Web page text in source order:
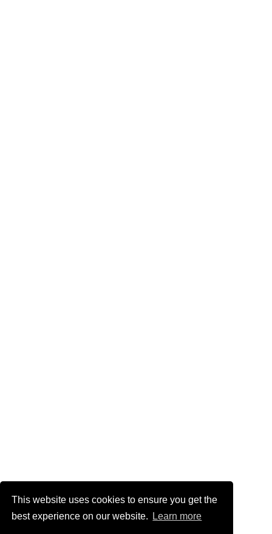
This website uses cookies to ensure you get the
best experience on our website.
Learn more